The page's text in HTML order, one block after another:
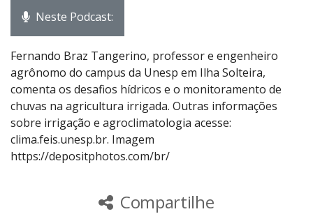
Neste Podcast:
Fernando Braz Tangerino, professor e engenheiro
agrônomo do campus da Unesp em Ilha Solteira,
comenta os desafios hídricos e o monitoramento de
chuvas na agricultura irrigada. Outras informações
sobre irrigação e agroclimatologia acesse:
clima.feis.unesp.br. Imagem
https://depositphotos.com/br/
Compartilhe